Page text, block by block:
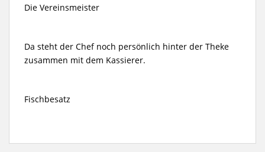
Die Vereinsmeister
Da steht der Chef noch persönlich hinter der Theke
zusammen mit dem Kassierer.
Fischbesatz